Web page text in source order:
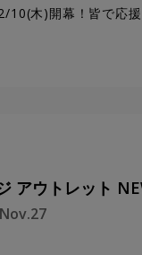
10(木)開幕！皆で応援
アウトレット